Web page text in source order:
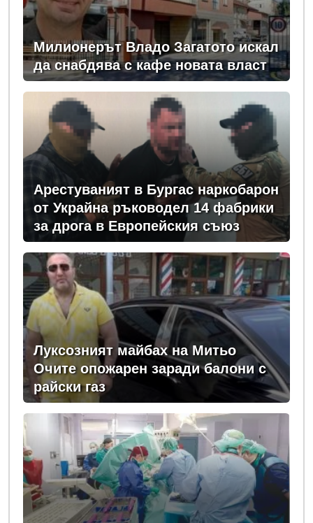
Милионерът Владо Загатото искал
да снабдява с кафе новата власт
Арестуваният в Бургас наркобарон
от Украйна ръководел 14 фабрики
за дрога в Европейския съюз
Луксозният майбах на Митьо
Очите опожарен заради балони с
райски газ